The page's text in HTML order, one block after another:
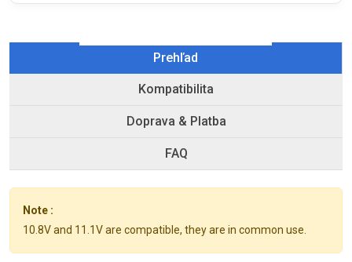
Prehľad
Kompatibilita
Doprava & Platba
FAQ
Note :
10.8V and 11.1V are compatible, they are in common use.